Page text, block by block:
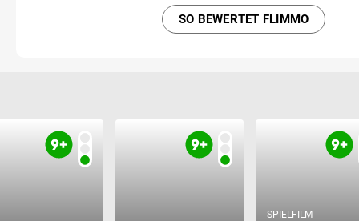
SO BEWERTET FLIMMO
SPIELFILM